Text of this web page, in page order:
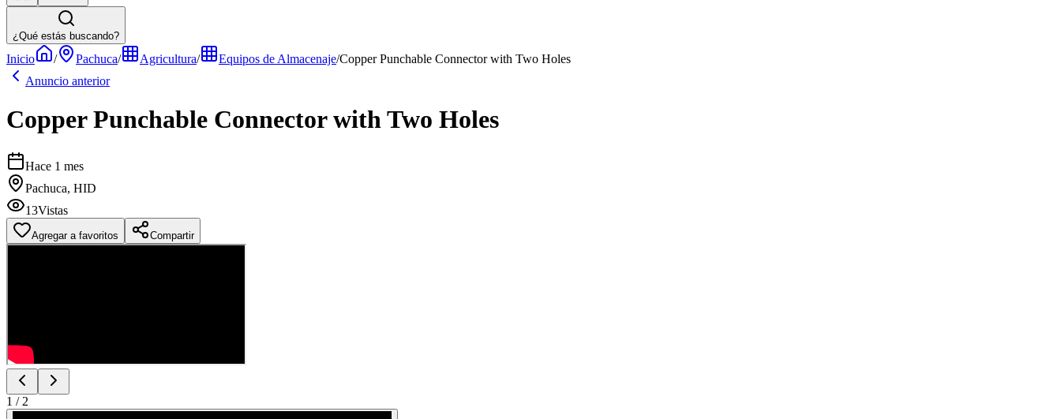
¿Qué estás buscando?
Inicio / Pachuca/ Agricultura/ Equipos de Almacenaje/Copper Punchable Connector with Two Holes
Anuncio anterior
Copper Punchable Connector with Two Holes
Hace 1 mes
Pachuca, HID
13Vistas
Agregar a favoritos Compartir
1 / 2